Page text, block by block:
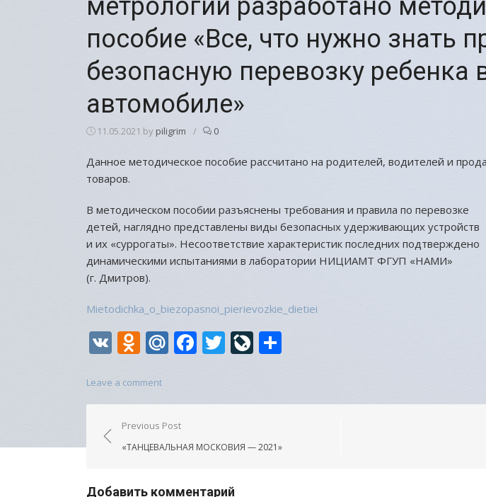
метрологии разработано
пособие «Все, что нужно знать
безопасную перевозку ребенка
автомобиле»
11.05.2021 by piligrim / 0
Данное методическое пособие рассчитано на родителей, водителей и
товаров.
В методическом пособии разъяснены требования и правила по перевозке
детей, наглядно представлены виды безопасных удерживающих устройств
и их «суррогаты». Несоответствие характеристик последних подтверждено
динамическими испытаниями в лаборатории НИЦИАМТ ФГУП «НАМИ»
(г. Дмитров).
Mietodichka_o_biezopasnoi_pierievozkie_dietiei
VK Odnoklassniki
Mail.Ru
Facebook
TwitterLiveJournal
Leave a comment
Навигация
по
Previous Post
«ТАНЦЕВАЛЬНАЯ МОСКОВИЯ — 2021»
Добавить комментарий